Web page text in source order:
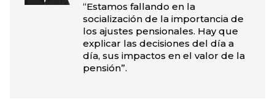
“Estamos fallando en la
socialización de la importancia de
los ajustes pensionales. Hay que
explicar las decisiones del día a
día, sus impactos en el valor de la
pensión”.